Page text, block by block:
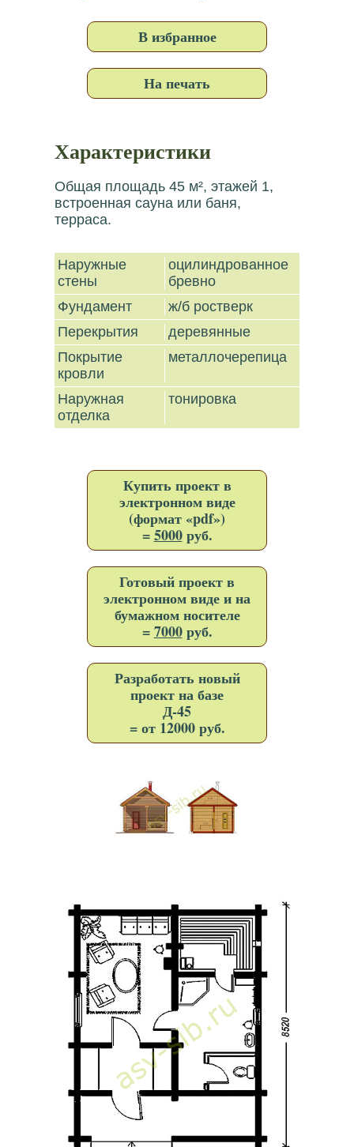
В избранное
На печать
Характеристики
Общая площадь 45 м², этажей 1,
встроенная сауна или баня,
терраса.
Наружные
стены
оцилиндрованное
бревно
Фундамент
ж/б ростверк
Перекрытия
деревянные
Покрытие
кровли
металлочерепица
Наружная
отделка
тонировка
Купить проект в
электронном виде
(формат «pdf»)
=5000руб.
Готовый проект в
электронном виде и на
бумажном носителе
=7000руб.
Разработать новый
проект на базе
Д-45
= от 12000 руб.